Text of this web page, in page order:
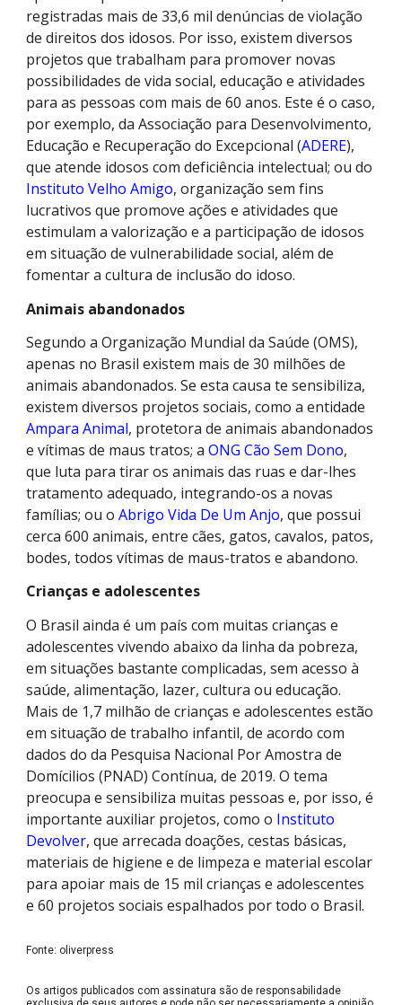
registradas mais de 33,6 mil denúncias de violação
de direitos dos idosos. Por isso, existem diversos
projetos que trabalham para promover novas
possibilidades de vida social, educação e atividades
para as pessoas com mais de 60 anos. Este é o caso,
por exemplo, da Associação para Desenvolvimento,
Educação e Recuperação do Excepcional (ADERE),
que atende idosos com deficiência intelectual; ou do
Instituto Velho Amigo, organização sem fins
lucrativos que promove ações e atividades que
estimulam a valorização e a participação de idosos
em situação de vulnerabilidade social, além de
fomentar a cultura de inclusão do idoso.
Animais abandonados
Segundo a Organização Mundial da Saúde (OMS),
apenas no Brasil existem mais de 30 milhões de
animais abandonados. Se esta causa te sensibiliza,
existem diversos projetos sociais, como a entidade
Ampara Animal, protetora de animais abandonados
e vítimas de maus tratos; aONG Cão Sem Dono,
que luta para tirar os animais das ruas e dar-lhes
tratamento adequado, integrando-os a novas
famílias; ou oAbrigo Vida De Um Anjo, que possui
cerca 600 animais, entre cães, gatos, cavalos, patos,
bodes, todos vítimas de maus-tratos e abandono.
Crianças e adolescentes
O Brasil ainda é um país com muitas crianças e
adolescentes vivendo abaixo da linha da pobreza,
em situações bastante complicadas, sem acesso à
saúde, alimentação, lazer, cultura ou educação.
Mais de 1,7 milhão de crianças e adolescentes estão
em situação de trabalho infantil, de acordo com
dados do da Pesquisa Nacional Por Amostra de
Domícilios (PNAD) Contínua, de 2019. O tema
preocupa e sensibiliza muitas pessoas e, por isso, é
importante auxiliar projetos, como o Instituto
Devolver, que arrecada doações, cestas básicas,
materiais de higiene e de limpeza e material escolar
para apoiar mais de 15 mil crianças e adolescentes
e 60 projetos sociais espalhados por todo o Brasil.
Fonte: oliverpress
Os artigos publicados com assinatura são de responsabilidade